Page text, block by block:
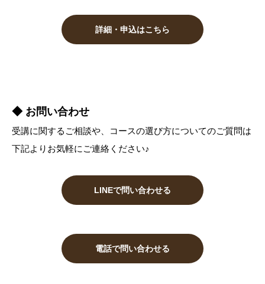
詳細・申込はこちら
◆ お問い合わせ
受講に関するご相談や、コースの選び方についてのご質問は
下記よりお気軽にご連絡ください♪
LINEで問い合わせる
電話で問い合わせる